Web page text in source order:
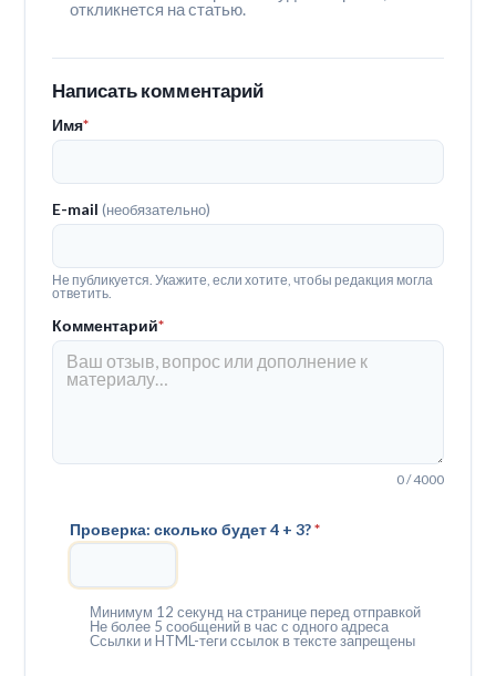
откликнется на статью.
Написать комментарий
Имя*
E-mail(необязательно)
Не публикуется. Укажите, если хотите, чтобы редакция могла
ответить.
Комментарий*
0 / 4000
Проверка: сколько будет 4 + 3?*
Минимум 12 секунд на странице перед отправкой
Не более 5 сообщений в час с одного адреса
Ссылки и HTML-теги ссылок в тексте запрещены